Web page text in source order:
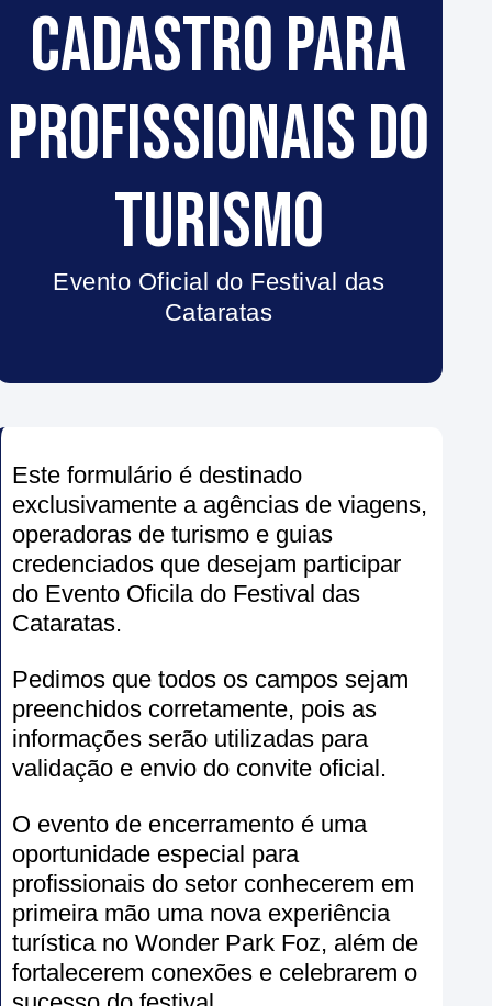
CADASTRO PARA
PROFISSIONAIS DO
TURISMO
Evento Oficial do Festival das
Cataratas
Este formulário é destinado
exclusivamente a agências de viagens,
operadoras de turismo e guias
credenciados que desejam participar
do Evento Oficila do Festival das
Cataratas.
Pedimos que todos os campos sejam
preenchidos corretamente, pois as
informações serão utilizadas para
validação e envio do convite oficial.
O evento de encerramento é uma
oportunidade especial para
profissionais do setor conhecerem em
primeira mão uma nova experiência
turística no Wonder Park Foz, além de
fortalecerem conexões e celebrarem o